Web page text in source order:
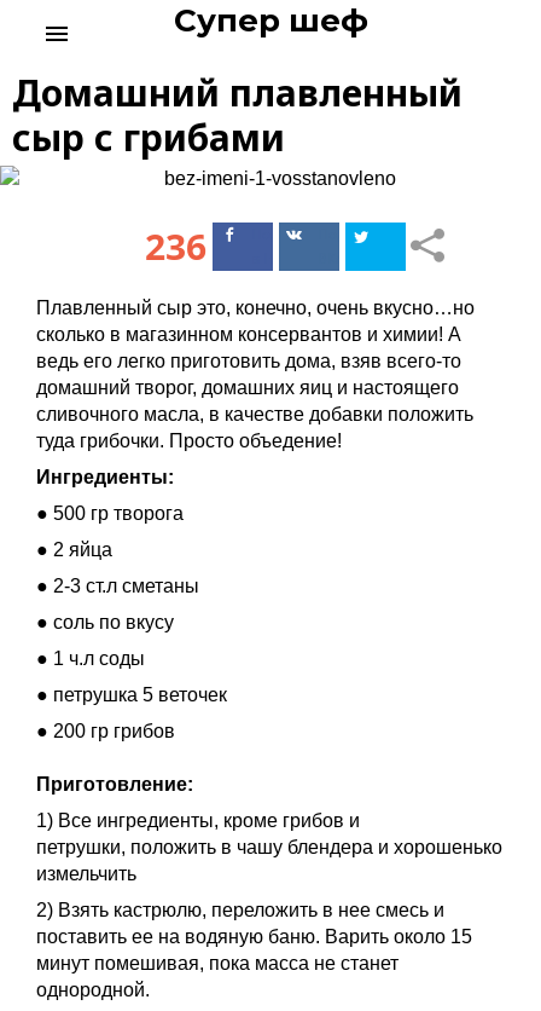
c
Супер шеф
menu
Домашний плавленный
сыр с грибами
236
ПоделитьсяПоделиться
Плавленный сыр это, конечно, очень вкусно…но
сколько в магазинном консервантов и химии! А
ведь его легко приготовить дома, взяв всего-то
домашний творог, домашних яиц и настоящего
сливочного масла, в качестве добавки положить
туда грибочки. Просто объедение!
Ингредиенты:
● 500 гр творога
● 2 яйца
● 2-3 ст.л сметаны
● соль по вкусу
● 1 ч.л соды
● петрушка 5 веточек
● 200 гр грибов
Приготовление:
1) Все ингредиенты, кроме грибов и
петрушки, положить в чашу блендера и хорошенько
измельчить
2) Взять кастрюлю, переложить в нее смесь и
поставить ее на водяную баню. Варить около 15
минут помешивая, пока масса не станет
однородной.